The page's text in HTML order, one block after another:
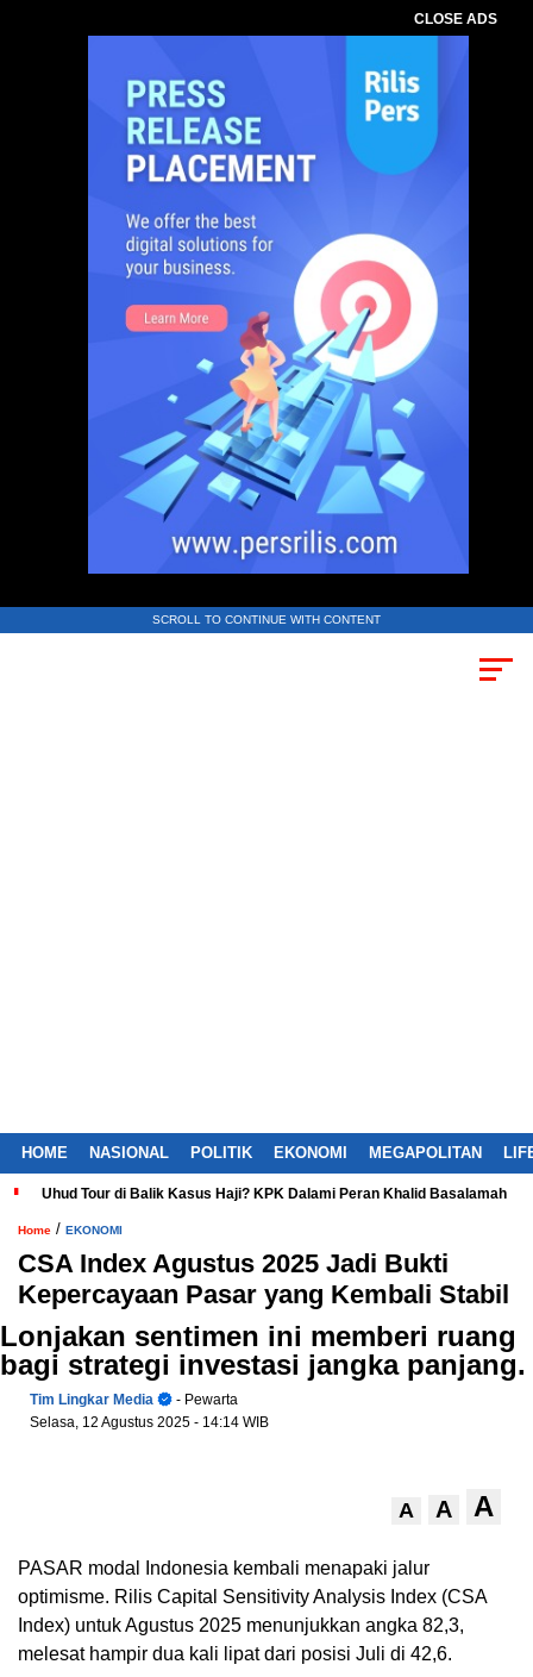
CLOSE ADS
SCROLL TO CONTINUE WITH CONTENT
HOME NASIONAL POLITIK EKONOMI MEGAPOLITAN
Uhud Tour di Balik Kasus Haji? KPK Dalami Peran Khalid Basalamah
Home / EKONOMI
CSA Index Agustus 2025 Jadi Bukti
Kepercayaan Pasar yang Kembali Stabil
Lonjakan sentimen ini memberi ruang
bagi strategi investasi jangka panjang.
Tim Lingkar Media
- Pewarta
Selasa, 12 Agustus 2025 - 14:14 WIB
A A A
PASAR modal Indonesia kembali menapaki jalur
optimisme. Rilis Capital Sensitivity Analysis Index (CSA
Index) untuk Agustus 2025 menunjukkan angka 82,3,
melesat hampir dua kali lipat dari posisi Juli di 42,6.